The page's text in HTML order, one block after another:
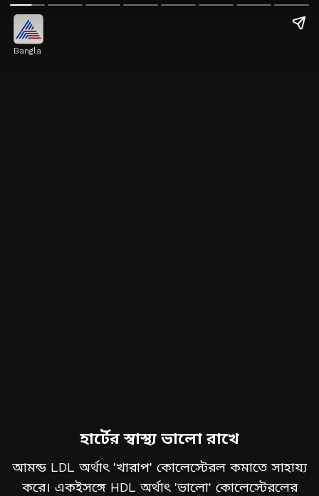
Bangla
হার্টের স্বাস্থ্য ভালো রাখে
আমন্ড LDL অর্থাৎ 'খারাপ' কোলেস্টেরল কমাতে সাহায্য
করে। একইসঙ্গে HDL অর্থাৎ 'ভালো' কোলেস্টেরলের